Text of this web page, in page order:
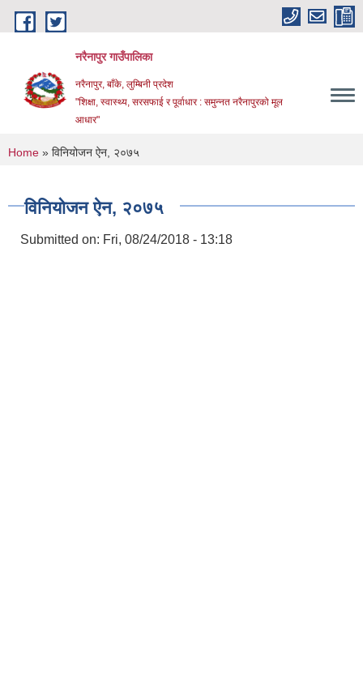
Skip to main content
नरैनापुर गाउँपालिका
नरैनापुर, बाँके, लुम्बिनी प्रदेश
"शिक्षा, स्वास्थ्य, सरसफाई र पूर्वाधार : समुन्नत नरैनापुरको मूल
आधार"
You are here
Home » विनियोजन ऐन, २०७५
विनियोजन ऐन, २०७५
Submitted on: Fri, 08/24/2018 - 13:18